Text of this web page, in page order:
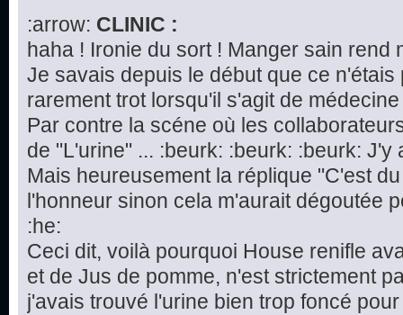
:arrow: CLINIC :
haha ! Ironie du sort ! Manger sain rend
Je savais depuis le début que ce
rarement trot lorsqu'il s'agit de
Par contre la scéne où les
de "L'urine" ... :beurk: :beurk: :beurk:
Mais heureusement la réplique "C'est
l'honneur sinon cela m'aurait dégoutée
:he:
Ceci dit, voilà pourquoi House renifle
et de Jus de pomme, n'est strictement
j'avais trouvé l'urine bien trop foncé